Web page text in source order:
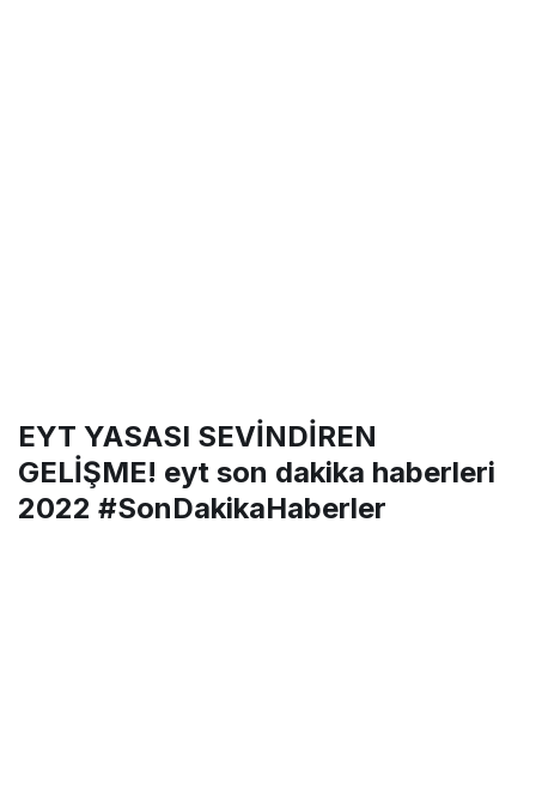
EYT YASASI SEVİNDİREN
GELİŞME! eyt son dakika haberleri
2022 #SonDakikaHaberler